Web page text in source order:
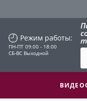
Режим работы:
ПН-ПТ 09:00 - 18:00
СБ-ВС Выходной